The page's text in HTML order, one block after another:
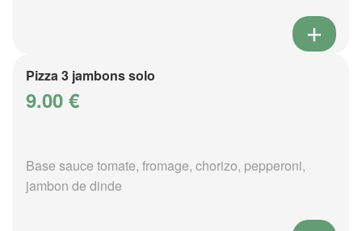
Pizza 3 jambons solo
9.00 €
Base sauce tomate, fromage, chorizo, pepperoni,
jambon de dinde